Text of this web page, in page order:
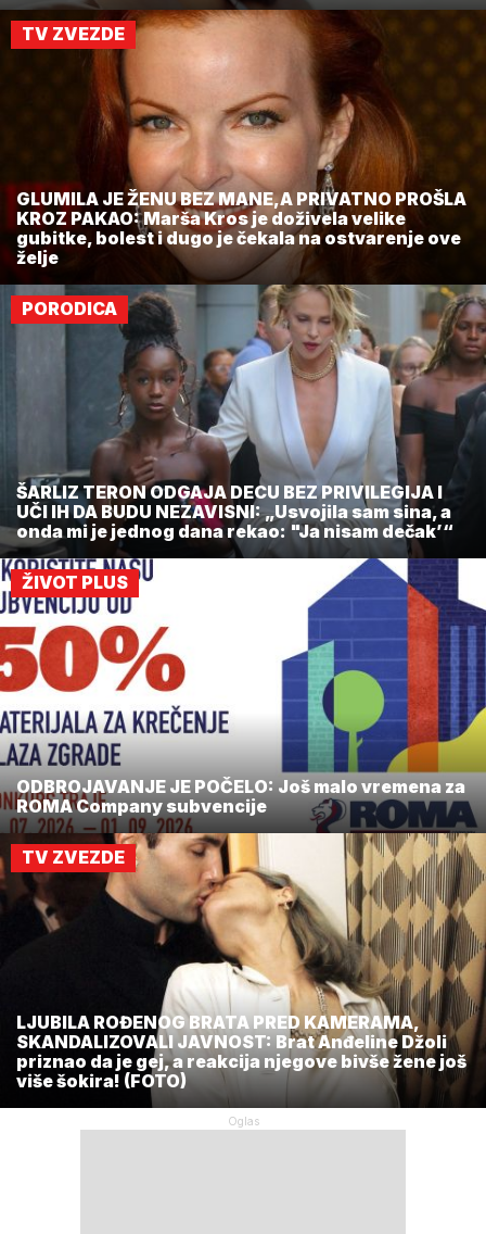
TV ZVEZDE
GLUMILA JE ŽENU BEZ MANE,A PRIVATNO PROŠLA
KROZ PAKAO: Marša Kros je doživela velike
gubitke, bolest i dugo je čekala na ostvarenje ove
želje
PORODICA
ŠARLIZ TERON ODGAJA DECU BEZ PRIVILEGIJA I
UČI IH DA BUDU NEZAVISNI: „Usvojila sam sina, a
onda mi je jednog dana rekao: "Ja nisam dečak’“
ŽIVOT PLUS
ODBROJAVANJE JE POČELO: Još malo vremena za
ROMA Company subvencije
TV ZVEZDE
LJUBILA ROĐENOG BRATA PRED KAMERAMA,
SKANDALIZOVALI JAVNOST: Brat Anđeline Džoli
priznao da je gej, a reakcija njegove bivše žene još
više šokira! (FOTO)